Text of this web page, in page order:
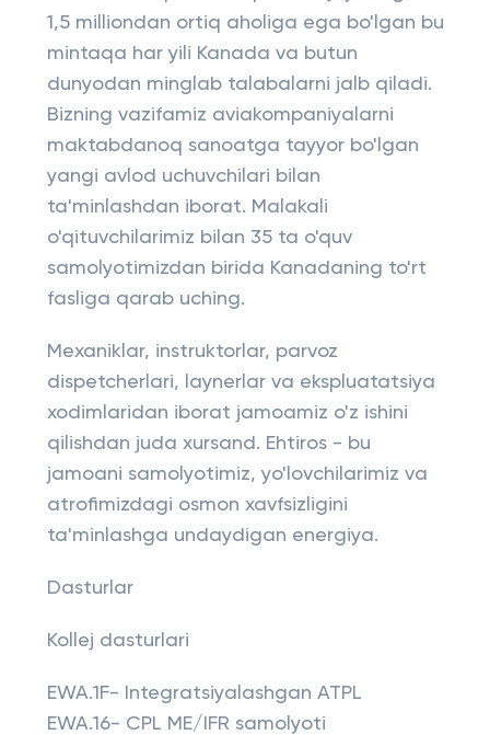
1,5 milliondan ortiq aholiga ega bo'lgan bu
mintaqa har yili Kanada va butun
dunyodan minglab talabalarni jalb qiladi.
Bizning vazifamiz aviakompaniyalarni
maktabdanoq sanoatga tayyor bo'lgan
yangi avlod uchuvchilari bilan
ta'minlashdan iborat. Malakali
o'qituvchilarimiz bilan 35 ta o'quv
samolyotimizdan birida Kanadaning to'rt
fasliga qarab uching.
Mexaniklar, instruktorlar, parvoz
dispetcherlari, laynerlar va ekspluatatsiya
xodimlaridan iborat jamoamiz o'z ishini
qilishdan juda xursand. Ehtiros - bu
jamoani samolyotimiz, yo'lovchilarimiz va
atrofimizdagi osmon xavfsizligini
ta'minlashga undaydigan energiya.
Dasturlar
Kollej dasturlari
EWA.1F- Integratsiyalashgan ATPL
EWA.16- CPL ME/IFR samolyoti